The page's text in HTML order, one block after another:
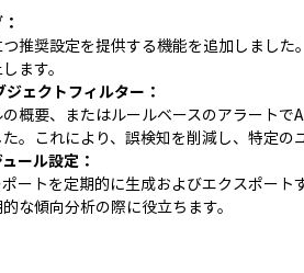
推奨設定を提供する機能を追加しました
ます。
ェクトフィルター：
概要、またはルールベースのアラート
。これにより、誤検知を削減し、特定の
ール設定：
ートを定期的に生成およびエクスポー
な傾向分析の際に役立ちます。